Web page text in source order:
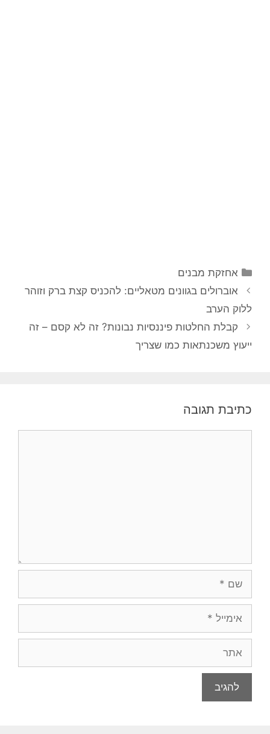
קטגוריות
אחזקת מבנים
ניווט
פוסטים
אוברולים בגוונים מטאליים: להכניס קצת ברק וזוהר
ללוק הערב
קבלת החלטות פיננסיות נבונות? זה לא קסם – זה
ייעוץ משכנתאות כמו שצריך
כתיבת תגובה